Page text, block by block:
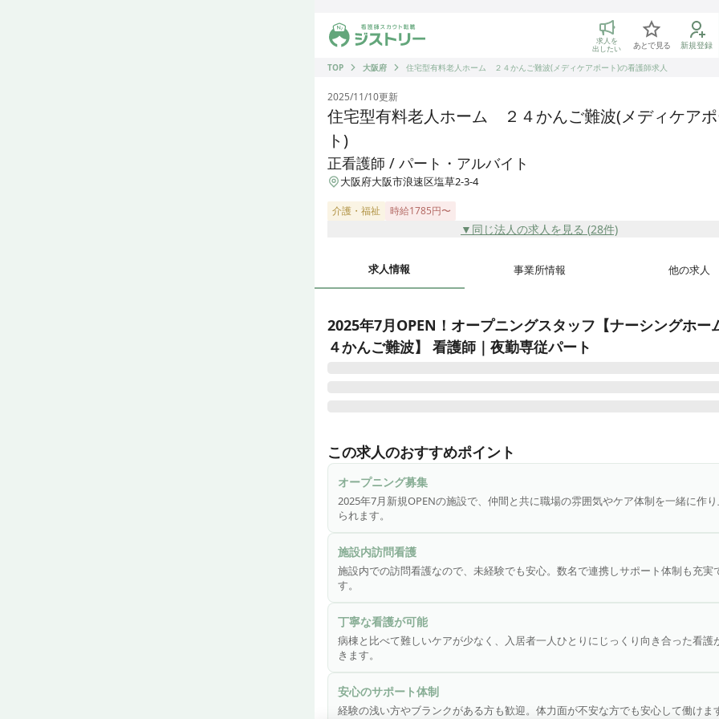
ジストリー 看護師の転職マッチング
求人を
出したい あとで見る 新規登録
TOP
大阪府 住宅型有料老人ホーム ２４かんご難波(メディケアポート)の看護師求人
2025/11/10更新
住宅型有料老人ホーム ２４かんご難波(メディケア
ト)
正看護師 / パート・アルバイト
大阪府大阪市浪速区塩草2-3-4
介護・福祉 時給1785円〜
▼同じ法人の求人を見る (28件)
求人情報 事業所情報 他の求人
2025年7月OPEN！オープニングスタッフ【ナーシングホー
４かんご難波】 看護師｜夜勤専従パート
完成したばかりのキレイな職場でのお仕事です★ 新しい施設なので、新
集まる仲間と一緒に作り上げていく楽しさがありますよ♪
------------------------
グループ法人が運営する住宅型有料老人ホームでの訪問看護師！
★詳しくは…
施設に入居されているご高齢者や障がいをお持ちの方の訪問看護をお願
います。
健康チェックや採血、点滴、創傷処置、服薬治療など、
病棟と比べて難しいケアは少なく、１人1人に寄り添った看護が可能です
経験の浅い方も体力面が不安な方も安心♪
数名のスタッフで連携をとりながら看護を進めるので、
訪問看護が初めての方にもピッタリです！
ブランクOK|年間休日120日以上|資格手当|退職金制度|賞与あり|昇給
未経験歓迎
この求人のおすすめポイント
オープニング募集
2025年7月新規OPENの施設で、仲間と共に職場の雰囲気やケア体制を一緒に作
られます。
施設内訪問看護
施設内での訪問看護なので、未経験でも安心。数名で連携しサポート体制も充実
す。
丁寧な看護が可能
病棟と比べて難しいケアが少なく、入居者一人ひとりにじっくり向き合った看護
きます。
安心のサポート体制
経験の浅い方やブランクがある方も歓迎。体力面が不安な方でも安心して働けま